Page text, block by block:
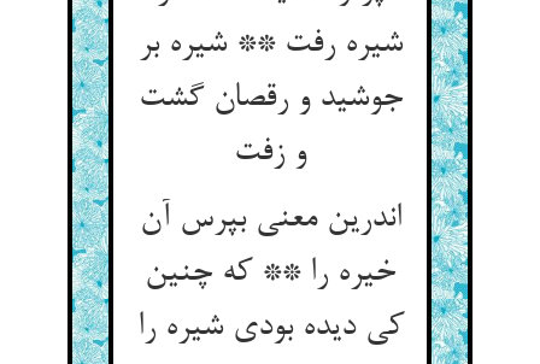
شیره رفت ** شیره بر
جوشید و رقصان گشت
و زفت
اندرین معنی بپرس آن
خیره را ** که چنین
کی دیده بودی شیره را